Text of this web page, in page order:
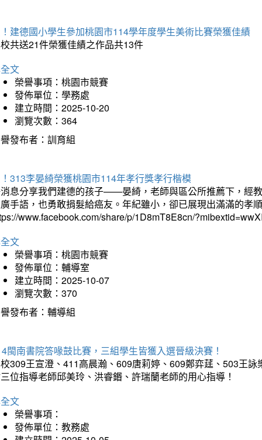
建德國小學生參加桃園市114學年度學生美術比賽榮獲佳績
共送21件榮獲佳績之作品共13件
文
榮譽事項：桃園市競賽
發佈單位：學務處
建立時間：2025-10-20
瀏覽次數：364
發布者：訓育組
313李晏綺榮獲桃園市114年孝行獎孝行楷模
息分享我們建德的孩子——晏綺，老師與區公所推薦下，經
手語，也勇敢捐髮給癌友。年紀雖小，卻已展現出滿滿的孝
www.facebook.com/share/p/1D8mT8E8cn/
文
榮譽事項：桃園市競賽
發佈單位：輔導室
建立時間：2025-10-07
瀏覽次數：370
發布者：輔導組
閩南書院答喙鼓比賽，三組學生皆獲入選晉級決賽！
309王宣澄、411高晨瀚、609唐莉婷、609鄭弈莛、503王
位指導老師邱美玲、洪睿鍲、許瑞蘭老師的用心指導！
文
榮譽事項：
發佈單位：教務處